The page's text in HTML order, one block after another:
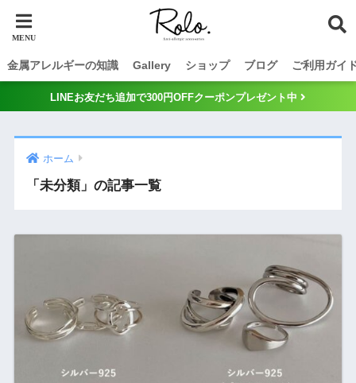
金属アレルギーの知識 Gallery ショップ ブログ ご利用ガイ
LINEお友だち追加で300円OFFクーポンプレゼント中
ホーム
「未分類」の記事一覧